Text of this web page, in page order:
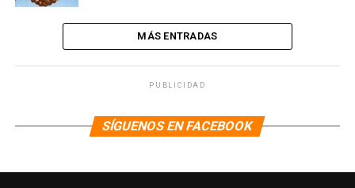
MÁS ENTRADAS
PUBLICIDAD
SÍGUENOS EN FACEBOOK